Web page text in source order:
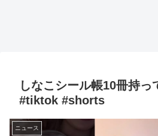
しなこシール帳10冊持
#tiktok #shorts
ニュース